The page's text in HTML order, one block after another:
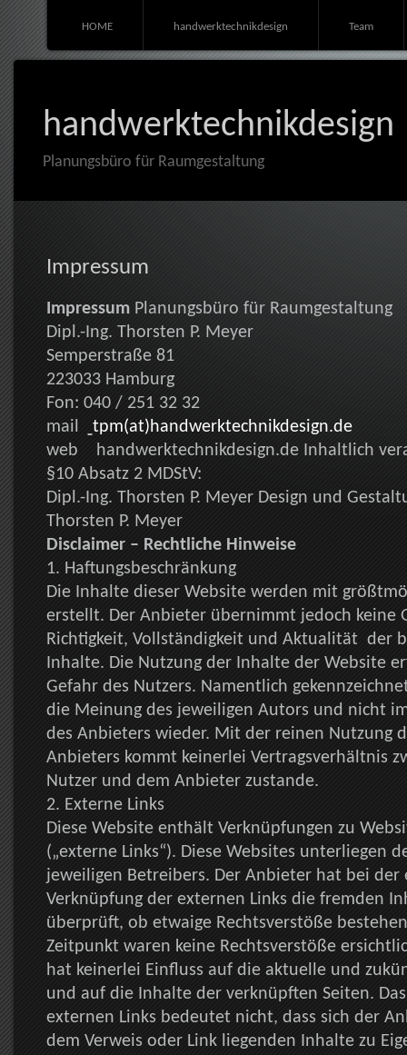
HOME handwerktechnikdesign Team
handwerktechnikdesign
Planungsbüro für Raumgestaltung
Impressum
Impressum Planungsbüro für Raumgestaltung
Dipl.-Ing. Thorsten P. Meyer
Semperstraße 81
223033 Hamburg
Fon: 040 / 251 32 32
mail
tpm(at)handwerktechnikdesign.de
web handwerktechnikdesign.de Inhaltlich
§10 Absatz 2 MDStV:
Dipl.-Ing. Thorsten P. Meyer Design und
Thorsten P. Meyer
Disclaimer – Rechtliche Hinweise
1. Haftungsbeschränkung
Die Inhalte dieser Website werden mit
erstellt. Der Anbieter übernimmt jedoch keine
Richtigkeit, Vollständigkeit und Aktualität der
Inhalte. Die Nutzung der Inhalte der Website
Gefahr des Nutzers. Namentlich
die Meinung des jeweiligen Autors und nicht
des Anbieters wieder. Mit der reinen Nutzung
Anbieters kommt keinerlei Vertragsverhältnis
Nutzer und dem Anbieter zustande.
2. Externe Links
Diese Website enthält Verknüpfungen zu
(„externe Links“). Diese Websites unterliegen
jeweiligen Betreibers. Der Anbieter hat bei der
Verknüpfung der externen Links die fremden
überprüft, ob etwaige Rechtsverstöße
Zeitpunkt waren keine Rechtsverstöße
hat keinerlei Einfluss auf die aktuelle und
und auf die Inhalte der verknüpften Seiten.
externen Links bedeutet nicht, dass sich der
dem Verweis oder Link liegenden Inhalte zu